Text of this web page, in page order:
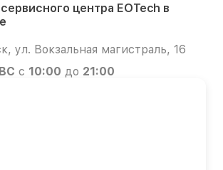
центра EOTech в
ул. Вокзальная магистраль, 16
с 10:00 до 21:00